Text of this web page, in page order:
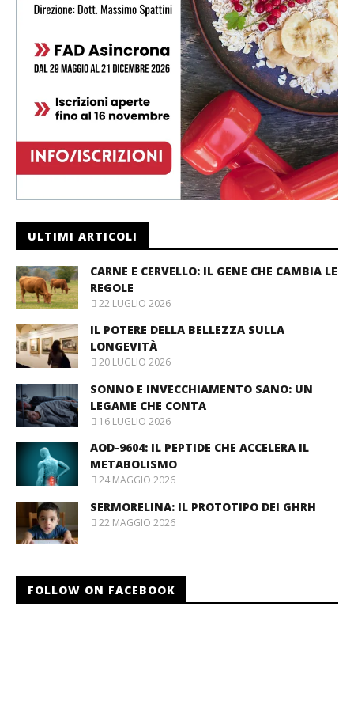
ULTIMI ARTICOLI
CARNE E CERVELLO: IL GENE CHE CAMBIA LE
REGOLE
22 LUGLIO 2026
IL POTERE DELLA BELLEZZA SULLA
LONGEVITÀ
20 LUGLIO 2026
SONNO E INVECCHIAMENTO SANO: UN
LEGAME CHE CONTA
16 LUGLIO 2026
AOD-9604: IL PEPTIDE CHE ACCELERA IL
METABOLISMO
24 MAGGIO 2026
SERMORELINA: IL PROTOTIPO DEI GHRH
22 MAGGIO 2026
FOLLOW ON FACEBOOK